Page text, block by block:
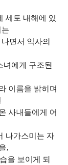
세토 내해에 있
면서 익사의
녀에게 구조된
이름을 밝히며
사내들에게 어
나가스미는 자
,
을 보이게 되